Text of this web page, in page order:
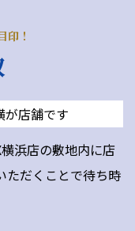
印！
が店舗です
浜店の敷地内に店
ただくことで待ち時